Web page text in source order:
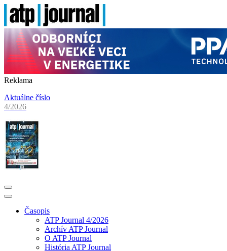
Reklama
Aktuálne číslo
4/2026
Časopis
ATP Journal 4/2026
Archív ATP Journal
O ATP Journal
História ATP Journal